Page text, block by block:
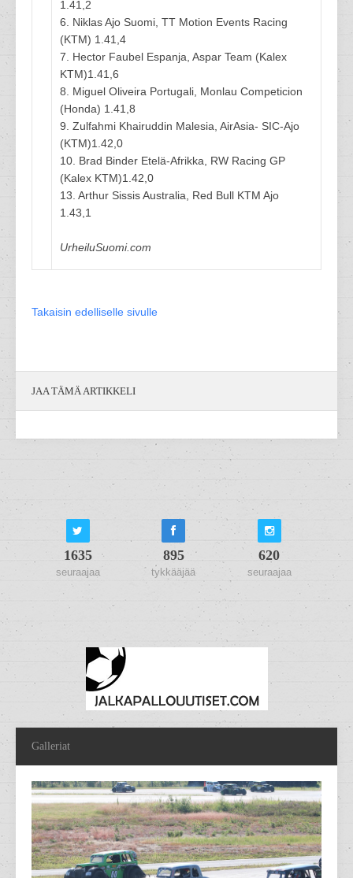
1.41,2
6. Niklas Ajo Suomi, TT Motion Events Racing
(KTM) 1.41,4
7. Hector Faubel Espanja, Aspar Team (Kalex
KTM)1.41,6
8. Miguel Oliveira Portugali, Monlau Competicion
(Honda) 1.41,8
9. Zulfahmi Khairuddin Malesia, AirAsia- SIC-Ajo
(KTM)1.42,0
10. Brad Binder Etelä-Afrikka, RW Racing GP
(Kalex KTM)1.42,0
13. Arthur Sissis Australia, Red Bull KTM Ajo
1.43,1
UrheiluSuomi.com
Takaisin edelliselle sivulle
JAA TÄMÄ ARTIKKELI
1635
seuraajaa
895
tykkääjää
620
seuraajaa
Galleriat